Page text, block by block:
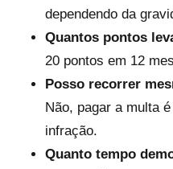
dependendo da
Quantos pontos
20 pontos em 12
Posso recorrer
Não, pagar a multa
infração.
Quanto tempo